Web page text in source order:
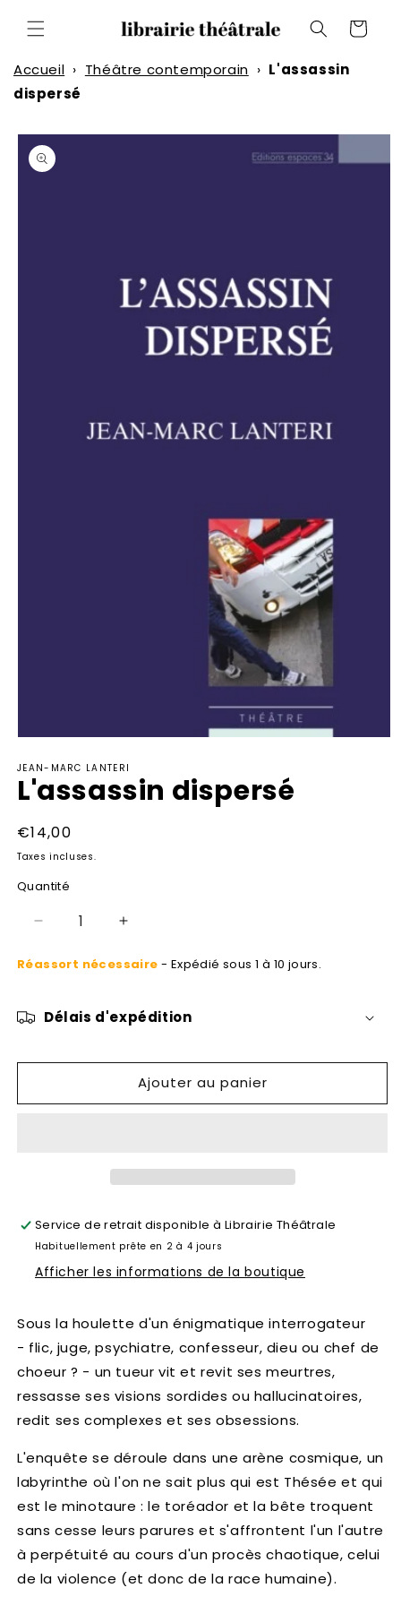
passer
au
Panier
Accueil › Théâtre contemporain › L'assassin
dispersé
Passer aux
informations
produits
média
1
dans
modale
JEAN-MARC LANTERI
L'assassin dispersé
Prix
habituel
€14,00
Taxes incluses.
Quantité
Réduire
quantité
dispersé
Augmenter
quantité
dispersé
Réassort nécessaire - Expédié sous 1 à 10 jours.
Délais d'expédition
Ajouter au panier
Service de retrait disponible à Librairie Théâtrale
Habituellement prête en 2 à 4 jours
Afficher les informations de la boutique
Sous la houlette d'un énigmatique interrogateur
- flic, juge, psychiatre, confesseur, dieu ou chef de
choeur ? - un tueur vit et revit ses meurtres,
ressasse ses visions sordides ou hallucinatoires,
redit ses complexes et ses obsessions.
L'enquête se déroule dans une arène cosmique, un
labyrinthe où l'on ne sait plus qui est Thésée et qui
est le minotaure : le toréador et la bête troquent
sans cesse leurs parures et s'affrontent l'un l'autre
à perpétuité au cours d'un procès chaotique, celui
de la violence (et donc de la race humaine).